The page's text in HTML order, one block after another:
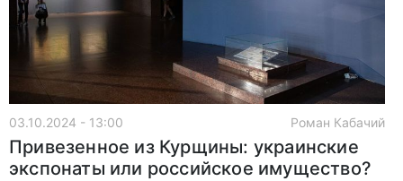
03.10.2024 - 13:00 Роман Кабачий
Привезенное из Курщины: украинские
экспонаты или российское имущество?